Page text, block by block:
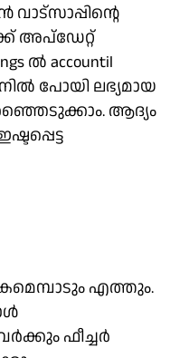
അപ്ഡേറ്റ്
ല്‍ accountil
പോയി ലഭ്യമായ
ആദ്യം
എത്തും.
ഫീച്ചര്‍